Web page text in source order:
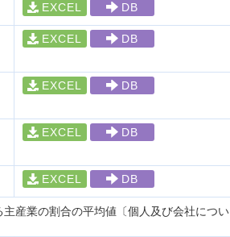
EXCEL DB
EXCEL DB
EXCEL DB
EXCEL DB
EXCEL DB
産業の割合の平均値〔個人及び会社につい